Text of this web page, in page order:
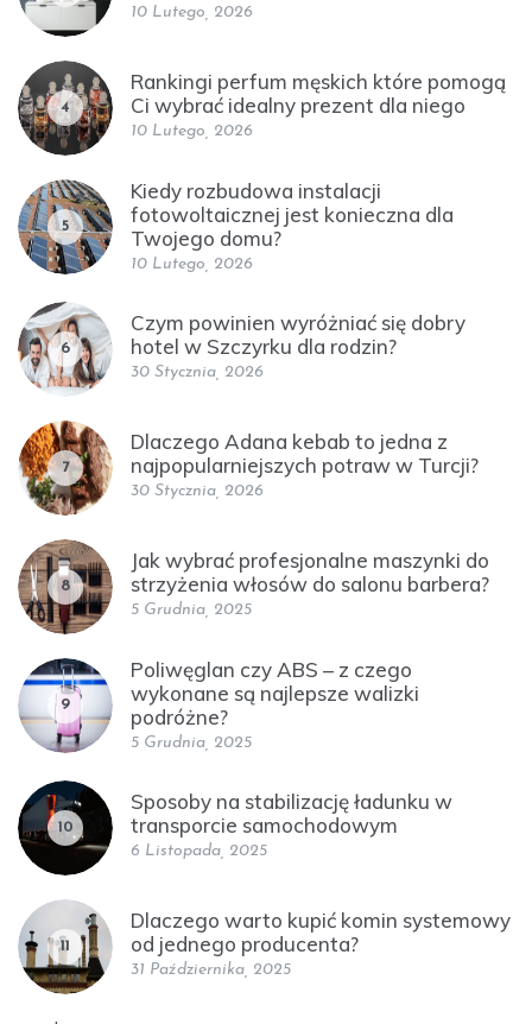
10 Lutego, 2026
4
Rankingi perfum męskich które pomogą
Ci wybrać idealny prezent dla niego
10 Lutego, 2026
5
Kiedy rozbudowa instalacji
fotowoltaicznej jest konieczna dla
Twojego domu?
10 Lutego, 2026
6
Czym powinien wyróżniać się dobry
hotel w Szczyrku dla rodzin?
30 Stycznia, 2026
7
Dlaczego Adana kebab to jedna z
najpopularniejszych potraw w Turcji?
30 Stycznia, 2026
8
Jak wybrać profesjonalne maszynki do
strzyżenia włosów do salonu barbera?
5 Grudnia, 2025
9
Poliwęglan czy ABS – z czego
wykonane są najlepsze walizki
podróżne?
5 Grudnia, 2025
10
Sposoby na stabilizację ładunku w
transporcie samochodowym
6 Listopada, 2025
11
Dlaczego warto kupić komin systemowy
od jednego producenta?
31 Października, 2025